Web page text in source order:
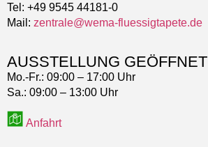
Tel: +49 9545 44181-0
Mail: zentrale@wema-fluessigtapete.de
AUSSTELLUNG GEÖFFNET
Mo.-Fr.: 09:00 – 17:00 Uhr
Sa.: 09:00 – 13:00 Uhr
Anfahrt